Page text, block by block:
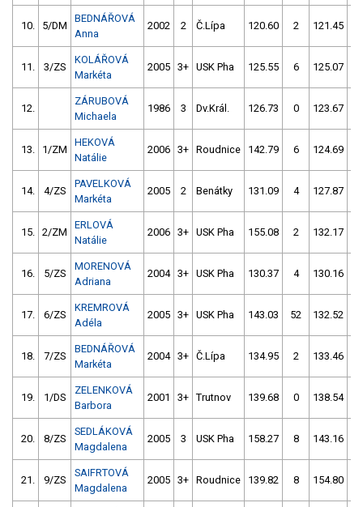
10. 5/DM
BEDNÁŘOVÁ
Anna
2002 2 Č.Lípa 120.60 2 121.45
11. 3/ZS
KOLÁŘOVÁ
Markéta
2005 3+ USK Pha 125.55 6 125.07
12.
ZÁRUBOVÁ
Michaela
1986 3 Dv.Král. 126.73 0 123.67
13. 1/ZM
HEKOVÁ
Natálie
2006 3+ Roudnice 142.79 6 124.69
14. 4/ZS
PAVELKOVÁ
Markéta
2005 2 Benátky 131.09 4 127.87
15. 2/ZM
ERLOVÁ
Natálie
2006 3+ USK Pha 155.08 2 132.17
16. 5/ZS
MORENOVÁ
Adriana
2004 3+ USK Pha 130.37 4 130.16
17. 6/ZS
KREMROVÁ
Adéla
2005 3+ USK Pha 143.03 52 132.52
18. 7/ZS
BEDNÁŘOVÁ
Markéta
2004 3+ Č.Lípa 134.95 2 133.46
19. 1/DS
ZELENKOVÁ
Barbora
2001 3+ Trutnov 139.68 0 138.54
20. 8/ZS
SEDLÁKOVÁ
Magdalena
2005 3 USK Pha 158.27 8 143.16
21. 9/ZS
SAIFRTOVÁ
Magdalena
2005 3+ Roudnice 139.82 8 154.80